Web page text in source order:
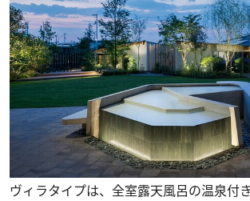
ヴィラタイプは、全室露天⾵呂の温泉付